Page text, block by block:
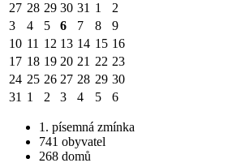
27 28 29 30 31 1
2
3
4 5 6 7 8
9
10 11 12 13 14 15 16
17 18 19 20 21 22 23
24 25 26 27 28 29 30
31 1 2 3 4 5 6
1. písemná zmínka
741 obyvatel
268 domů